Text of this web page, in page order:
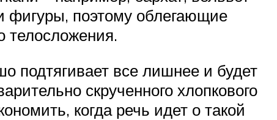
фигуры, поэтому облегающие
телосложения.
подтягивает все лишнее и будет
скрученного хлопкового
когда речь идет о такой